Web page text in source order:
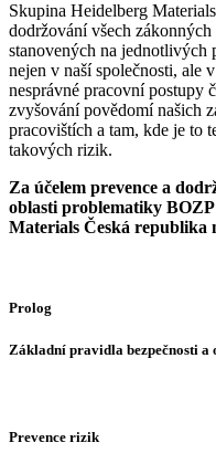
Skupina Heidelberg
dodržování všech
stanovených na jednotlivých
nejen v naší společnosti, ale
nesprávné pracovní postupy
zvyšování povědomí našich
pracovištích a tam, kde je to
takových rizik.
Za účelem prevence a
oblasti problematiky
Materials Česká republika
Prolog
Základní pravidla bezpečnosti
Prevence rizik